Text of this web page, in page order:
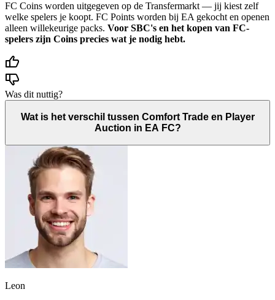
FC Coins worden uitgegeven op de Transfermarkt — jij kiest zelf
welke spelers je koopt. FC Points worden bij EA gekocht en openen
alleen willekeurige packs. Voor SBC's en het kopen van FC-
spelers zijn Coins precies wat je nodig hebt.
Was dit nuttig?
Wat is het verschil tussen Comfort Trade en Player
Auction in EA FC?
Leon